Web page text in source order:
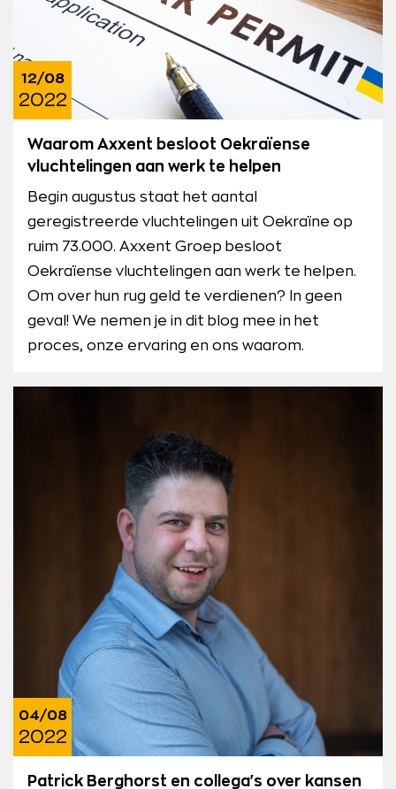
12/08
2022
Waarom Axxent besloot Oekraïense
vluchtelingen aan werk te helpen
Begin augustus staat het aantal
geregistreerde vluchtelingen uit Oekraïne op
ruim 73.000. Axxent Groep besloot
Oekraïense vluchtelingen aan werk te helpen.
Om over hun rug geld te verdienen? In geen
geval! We nemen je in dit blog mee in het
proces, onze ervaring en ons waarom.
04/08
2022
Patrick Berghorst en collega's over kansen